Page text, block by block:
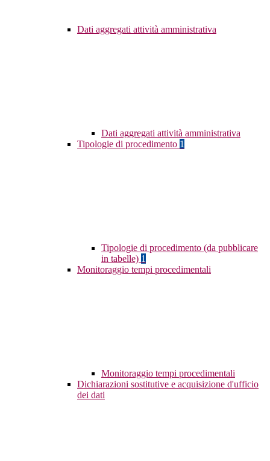
Dati aggregati attività amministrativa
Dati aggregati attività amministrativa
Tipologie di procedimento 1
Tipologie di procedimento (da pubblicare
in tabelle) 1
Monitoraggio tempi procedimentali
Monitoraggio tempi procedimentali
Dichiarazioni sostitutive e acquisizione d'ufficio
dei dati